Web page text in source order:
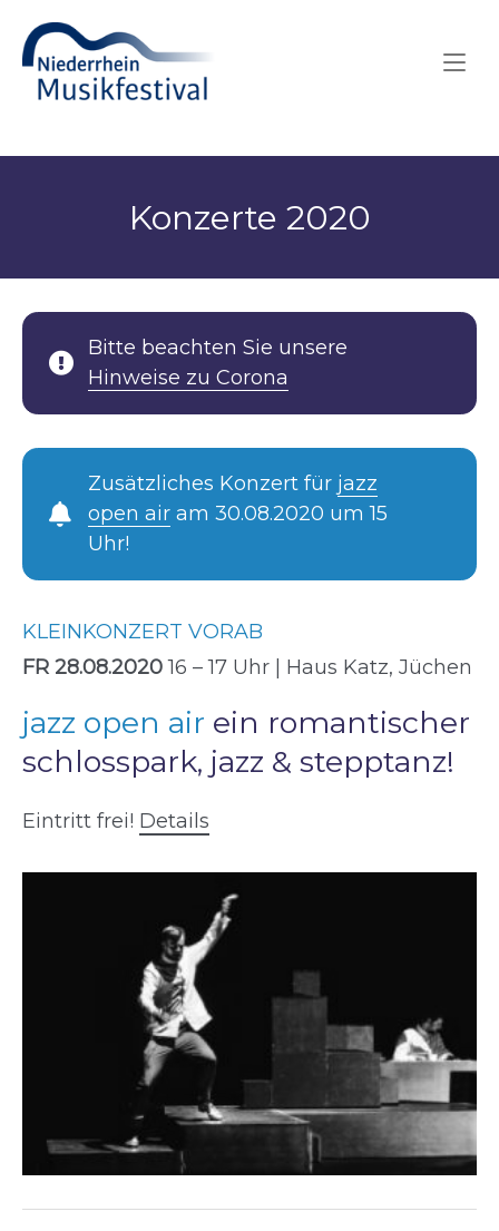
content
Home
Konzerte 2020
Bitte beachten Sie unsere
Hinweise zu Corona
Zusätzliches Konzert für jazz
open airam 30.08.2020 um 15
Uhr!
KLEINKONZERT VORAB
FR 28.08.202016 – 17 Uhr | Haus Katz, Jüchen
jazz open air ein romantischer
schlosspark, jazz & stepptanz!
Eintritt frei! Details